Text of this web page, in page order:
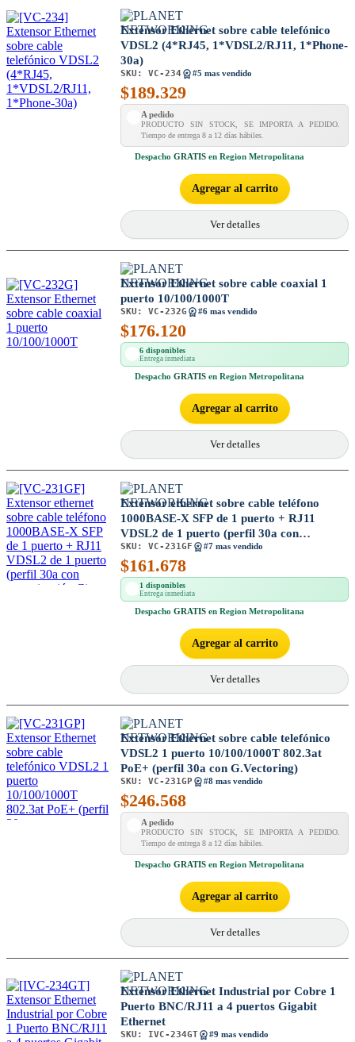
Extensor Ethernet sobre cable telefónico
VDSL2 (4*RJ45, 1*VDSL2/RJ11, 1*Phone-
30a)
SKU: VC-234 #5 mas vendido
$189.329
A pedido
PRODUCTO SIN STOCK, SE IMPORTA A PEDIDO.
Tiempo de entrega 8 a 12 días hábiles.
Despacho GRATIS en Region Metropolitana
Agregar al carrito
Ver detalles
Extensor Ethernet sobre cable coaxial 1
puerto 10/100/1000T
SKU: VC-232G #6 mas vendido
$176.120
6 disponibles
Entrega inmediata
Despacho GRATIS en Region Metropolitana
Agregar al carrito
Ver detalles
Extensor ethernet sobre cable teléfono
1000BASE-X SFP de 1 puerto + RJ11
VDSL2 de 1 puerto (perfil 30a con
vectorización G) (Descontinuado)
SKU: VC-231GF #7 mas vendido
$161.678
1 disponibles
Entrega inmediata
Despacho GRATIS en Region Metropolitana
Agregar al carrito
Ver detalles
Extensor Ethernet sobre cable telefónico
VDSL2 1 puerto 10/100/1000T 802.3at
PoE+ (perfil 30a con G.Vectoring)
SKU: VC-231GP #8 mas vendido
$246.568
A pedido
PRODUCTO SIN STOCK, SE IMPORTA A PEDIDO.
Tiempo de entrega 8 a 12 días hábiles.
Despacho GRATIS en Region Metropolitana
Agregar al carrito
Ver detalles
Extensor Ethernet Industrial por Cobre 1
Puerto BNC/RJ11 a 4 puertos Gigabit
Ethernet
SKU: IVC-234GT #9 mas vendido